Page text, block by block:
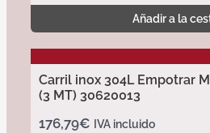
Añadir a la
Carril inox 304L Empotrar
(3 MT) 30620013
176,79€ IVA incluido